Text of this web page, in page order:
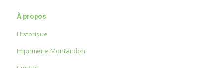
À propos
Historique
Imprimerie Montandon